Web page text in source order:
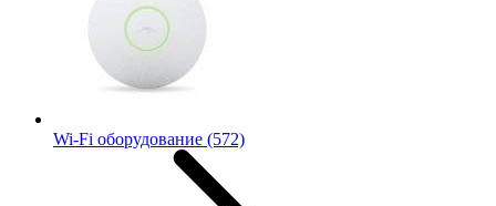
Wi-Fi оборудование (572)